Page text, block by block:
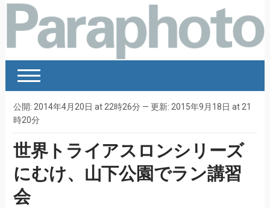
公開: 2014年4月20日 at 22時26分 — 更新: 2015年9月18日 at 21
時20分
世界トライアスロンシリーズ
にむけ、山下公園でラン講習
会